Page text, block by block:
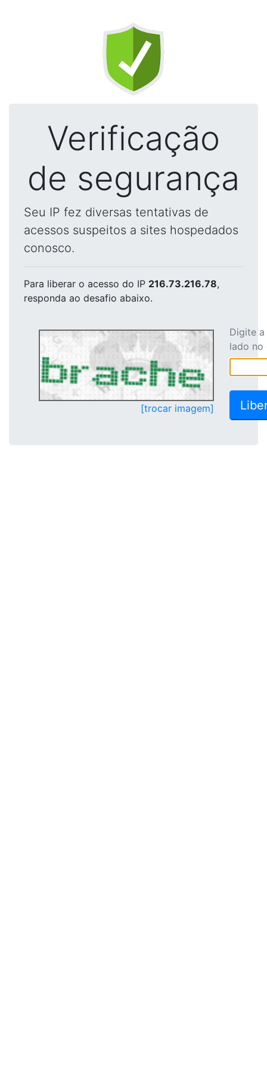
Verificação
de segurança
Seu IP fez diversas tentativas de
acessos suspeitos a sites hospedados
conosco.
Para liberar o acesso do IP 216.73.216.78,
responda ao desafio abaixo.
[trocar imagem]
Digite
lado no